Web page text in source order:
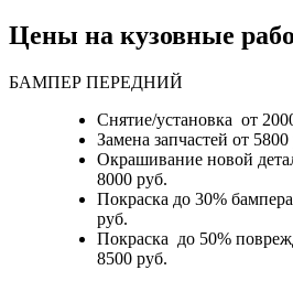
Цены на кузовные
БАМПЕР ПЕРЕДНИЙ
Снятие/установка от
Замена запчастей от 5800
Окрашивание новой
8000 руб.
Покраска до 30%
руб.
Покраска до 50%
8500 руб.